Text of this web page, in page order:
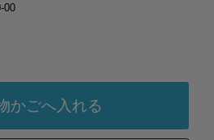
00